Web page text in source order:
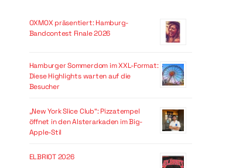
OXMOX präsentiert: Hamburg-
Bandcontest Finale 2026
Hamburger Sommerdom im XXL-Format:
Diese Highlights warten auf die
Besucher
„New York Slice Club“: Pizzatempel
öffnet in den Alsterarkaden im Big-
Apple-Stil
ELBRIOT 2026